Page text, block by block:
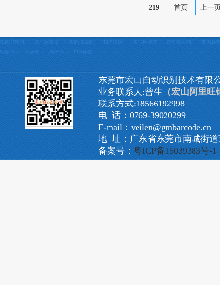
219 首页 上一
条码打印机 条码采集器 条码扫描枪 扫描模组 条码检测仪 自动贴标机
低温标
合成纸 PET标签
东莞市宏山自动识别技术有限
业务联系人:曾生 （宏山阿里旺
联系方式:18566192998
电 话：0769-39020299
E-mail：veilen@gmbarcode.cn
地 址：广东省东莞市南城街
备案号： 粤ICP备15039383号-1